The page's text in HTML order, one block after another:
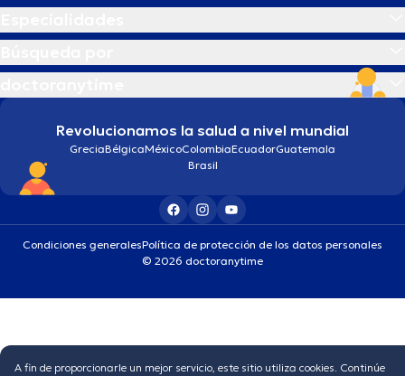
Revolucionamos la salud a nivel mundial
GreciaBélgicaMéxicoColombiaEcuadorGuatemala
Brasil
Condiciones generalesPolítica de protección de los datos personales
© 2026 doctoranytime
A fin de proporcionarle un mejor servicio, este sitio utiliza cookies. Continúe